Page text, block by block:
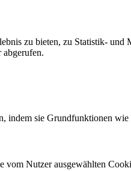
zu bieten, zu Statistik-
abgerufen.
indem sie Grundfunktionen
vom Nutzer ausgewählten